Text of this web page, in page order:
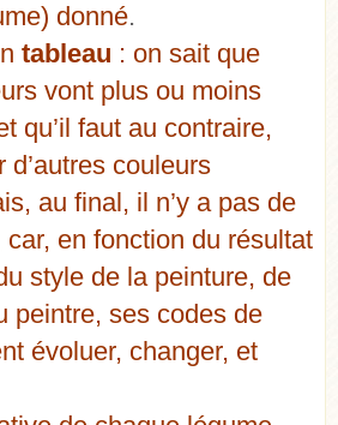
donné.
tableau : on sait que
vont plus ou moins
qu’il faut au contraire,
d’autres couleurs
au final, il n’y a pas de
en fonction du résultat
style de la peinture, de
peintre, ses codes de
évoluer, changer, et